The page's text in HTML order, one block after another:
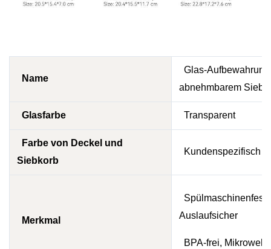
Name
Glas-
abnehmbarem
Glasfarbe Transparent
Farbe von Deckel und
Siebkorb
Kundenspezifisch
Merkmal
Auslaufsicher
BPA-frei,